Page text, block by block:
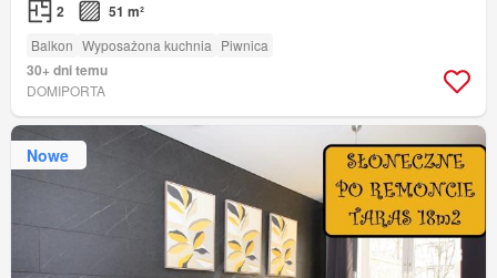
2 51 m²
Balkon Wyposażona kuchnia Piwnica
30+ dni temu
DOMIPORTA
Nowe